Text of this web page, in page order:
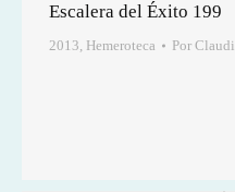
Escalera del Éxito 199
2013, Hemeroteca Por